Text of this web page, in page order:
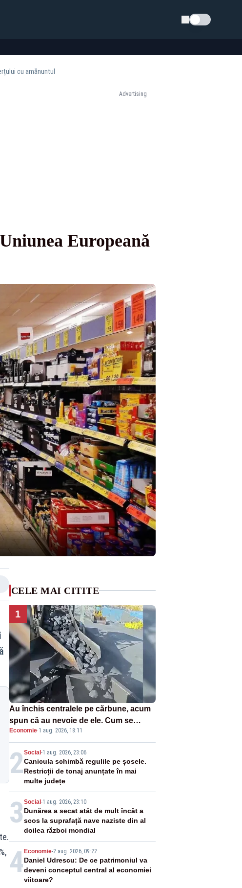
Schimba tema
cu amănuntul
Advertising
Europeană
CELE MAI CITITE
1
Au închis centralele pe cărbune, acum
spun că au nevoie de ele. Cum se
pasează vina în plină criză energetică
Economie·1 aug. 2026, 18:11
2Social-1 aug. 2026, 23:06
Canicula schimbă regulile pe șosele.
Restricții de tonaj anunțate în mai
multe județe
3 Social-1 aug. 2026, 23:10
Dunărea a secat atât de mult încât a
scos la suprafață nave naziste din al
doilea război mondial
4Economie-2 aug. 2026, 09:22
Daniel Udrescu: De ce patrimoniul va
deveni conceptul central al economiei
viitoare?